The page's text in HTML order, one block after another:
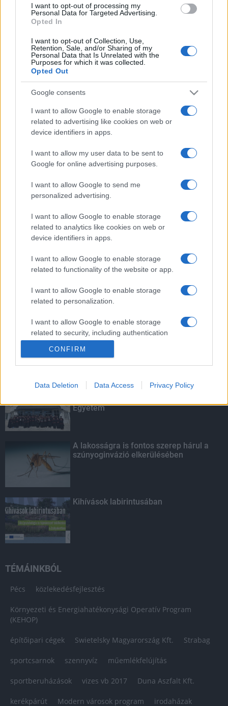
I want to opt-out of processing my
Personal Data for Targeted Advertising.
Opted In
I want to opt-out of Collection, Use,
Retention, Sale, and/or Sharing of my
Personal Data that Is Unrelated with the
Purposes for which it was collected.
Opted Out
Google consents
I want to allow Google to enable storage
related to advertising like cookies on web or
device identifiers in apps.
I want to allow my user data to be sent to
Google for online advertising purposes.
I want to allow Google to send me
personalized advertising.
I want to allow Google to enable storage
related to analytics like cookies on web or
device identifiers in apps.
I want to allow Google to enable storage
related to functionality of the website or app.
I want to allow Google to enable storage
related to personalization.
I want to allow Google to enable storage
related to security, including authentication
functionality and fraud prevention, and other
user protection.
CONFIRM
Data Deletion Data Access Privacy Policy
HÍRDETÉS
HÍRDETÉS
LEGOLVASOTTABB
Kecskeméten is szakirányú
továbbképzésekkel erősít a Gál Ferenc
mellett
Amire többmillióan vártunk: szombattól
Kecskeméten is szakirányú
Egyetem
A lakosságra is fontos szerep hárul a
szúnyoginvázió elkerülésében
Kihívások labirintusában
TÉMÁINKBÓL
Pécs közlekedésfejlesztés
Környezeti és Energiahatékonysági Operatív Program
(KEHOP)
építőipari cégek Swietelsky Magyarország Kft. Strabag
sportcsarnok szennyvíz műemlékfelújítás
sportberuházások vizes vb 2017 Duna Aszfalt Kft.
kerékpárút Modern városok program irodaházak